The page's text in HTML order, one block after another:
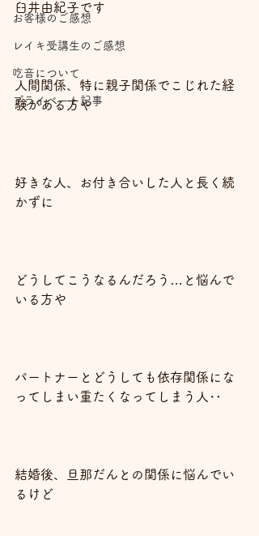
お客様のご感想
レイキ受講生のご感想
吃音について
プライベート記事
臼井由紀子です
人間関係、特に親子関係でこじれた経
験がある方や
好きな人、お付き合いした人と長く続
かずに
どうしてこうなるんだろう…と悩んで
いる方や
パートナーとどうしても依存関係にな
ってしまい重たくなってしまう人‥
結婚後、旦那だんとの関係に悩んでい
るけど